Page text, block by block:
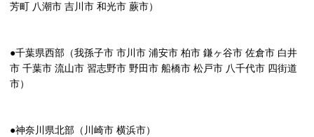
芳町 八潮市 吉川市 和光市 蕨市）
●千葉県西部（我孫子市 市川市 浦安市 柏市 鎌ヶ谷市 佐倉市 白井
市 千葉市 流山市 習志野市 野田市 船橋市 松戸市 八千代市 四街道
市）
●神奈川県北部（川崎市 横浜市）